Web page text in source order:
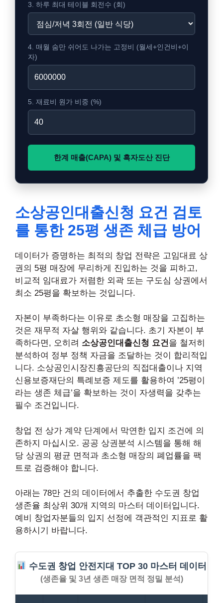
3. 하루 최대 테이블 회전수 (회)
4. 매월 숨만 쉬어도 나가는 고정비 (월세+인건비+이
자)
5. 재료비 원가 비중 (%)
한계 매출(CAPA) 및 흑자도산 진단
소상공인대출신청 요건 검토
를 통한 25평 생존 체급 방어
데이터가 증명하는 최적의 창업 전략은 고임대료 상
권의 5평 매장에 무리하게 진입하는 것을 피하고,
비교적 임대료가 저렴한 외곽 또는 구도심 상권에서
최소 25평을 확보하는 것입니다.
자본이 부족하다는 이유로 초소형 매장을 고집하는
것은 재무적 자살 행위와 같습니다. 초기 자본이 부
족하다면, 오히려 소상공인대출신청 요건을 철저히
분석하여 정부 정책 자금을 조달하는 것이 합리적입
니다. 소상공인시장진흥공단의 직접대출이나 지역
신용보증재단의 특례보증 제도를 활용하여 ’25평이
라는 생존 체급’을 확보하는 것이 자생력을 갖추는
필수 조건입니다.
창업 전 상가 계약 단계에서 막연한 입지 조건에 의
존하지 마십시오. 공공 상권분석 시스템을 통해 해
당 상권의 평균 면적과 초소형 매장의 폐업률을 팩
트로 검증해야 합니다.
아래는 78만 건의 데이터에서 추출한 수도권 창업
생존율 최상위 30개 지역의 마스터 데이터입니다.
예비 창업자분들의 입지 선정에 객관적인 지표로 활
용하시기 바랍니다.
수도권 창업 안전지대 TOP 30 마스터 데이터
(생존율 및 3년 생존 매장 면적 정밀 분석)